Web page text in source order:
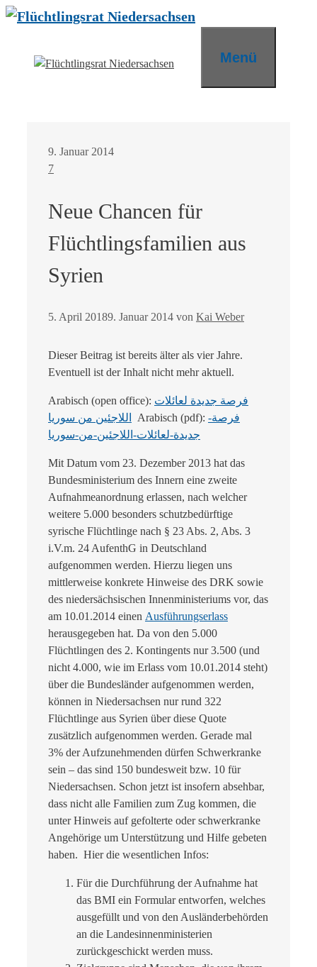
Zum
Menü
9. Januar 2014
7
Neue Chancen für
Flüchtlingsfamilien aus
Syrien
5. April 20189. Januar 2014 von Kai Weber
Dieser Beitrag ist bereits älter als vier Jahre.
Eventuell ist der Inhalt nicht mehr aktuell.
Arabisch (open office): فرصة جديدة لعائلات
اللاجئين من سوريا
Arabisch (pdf): فرصة-
جديدة-لعائلات-اللاجئين-من-سوريا
Mit Datum vom 23. Dezember 2013 hat das
Bundesministerium des Innern eine zweite
Aufnahmeanordnung erlassen, nach welcher
weitere 5.000 besonders schutzbedürftige
syrische Flüchtlinge nach § 23 Abs. 2, Abs. 3
i.V.m. 24 AufenthG in Deutschland
aufgenommen werden. Hierzu liegen uns
mittlerweise konkrete Hinweise des DRK sowie
des niedersächsischen Innenministeriums vor, das
am 10.01.2014 einen Ausführungserlass
herausgegeben hat. Da von den 5.000
Flüchtlingen des 2. Kontingents nur 3.500 (und
nicht 4.000, wie im Erlass vom 10.01.2014 steht)
über die Bundesländer aufgenommen werden,
können in Niedersachsen nur rund 322
Flüchtlinge aus Syrien über diese Quote
zusätzlich aufgenommen werden. Gerade mal
3% der Aufzunehmenden dürfen Schwerkranke
sein – das sind 150 bundesweit bzw. 10 für
Niedersachsen. Schon jetzt ist insofern absehbar,
dass nicht alle Familien zum Zug kommen, die
unter Hinweis auf gefolterte oder schwerkranke
Angehörige um Unterstützung und Hilfe gebeten
haben. Hier die wesentlichen Infos:
Für die Durchführung der Aufnahme hat
das BMI ein Formular entworfen, welches
ausgefüllt und von den Ausländerbehörden
an die Landesinnenministerien
zurückgeschickt werden muss.